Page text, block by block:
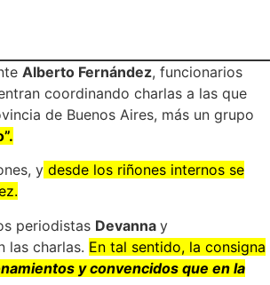
Alberto Fernández, funcionarios
coordinando charlas a las que
de Buenos Aires, más un grupo
y desde los riñones internos se
periodistas Devanna y
las charlas. En tal sentido, la consigna
y convencidos que en la